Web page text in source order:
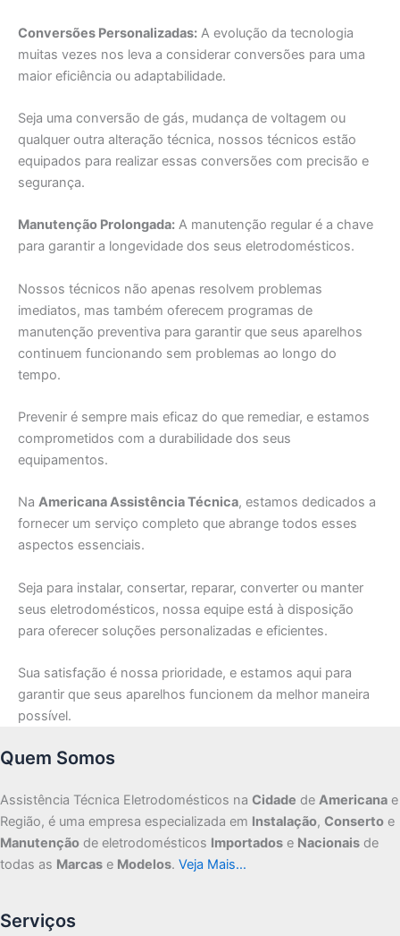
Conversões Personalizadas: A evolução da tecnologia
muitas vezes nos leva a considerar conversões para uma
maior eficiência ou adaptabilidade.
Seja uma conversão de gás, mudança de voltagem ou
qualquer outra alteração técnica, nossos técnicos estão
equipados para realizar essas conversões com precisão e
segurança.
Manutenção Prolongada: A manutenção regular é a chave
para garantir a longevidade dos seus eletrodomésticos.
Nossos técnicos não apenas resolvem problemas
imediatos, mas também oferecem programas de
manutenção preventiva para garantir que seus aparelhos
continuem funcionando sem problemas ao longo do
tempo.
Prevenir é sempre mais eficaz do que remediar, e estamos
comprometidos com a durabilidade dos seus
equipamentos.
Na Americana Assistência Técnica, estamos dedicados a
fornecer um serviço completo que abrange todos esses
aspectos essenciais.
Seja para instalar, consertar, reparar, converter ou manter
seus eletrodomésticos, nossa equipe está à disposição
para oferecer soluções personalizadas e eficientes.
Sua satisfação é nossa prioridade, e estamos aqui para
garantir que seus aparelhos funcionem da melhor maneira
possível.
Quem Somos
Assistência Técnica Eletrodomésticos na Cidade de Americana e
Região, é uma empresa especializada em Instalação, Conserto e
Manutenção de eletrodomésticos Importados e Nacionais de
todas as Marcas e Modelos. Veja Mais…
Serviços